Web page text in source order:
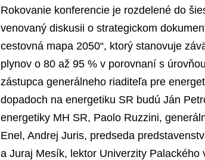
Rokovanie konferencie je rozdelené do
venovaný diskusii o strategickom
cestovná mapa 2050“, ktorý stanovuje
plynov o 80 až 95 % v porovnaní s
zástupca generálneho riaditeľa pre
dopadoch na energetiku SR budú Ján
energetiky MH SR, Paolo Ruzzini,
Enel, Andrej Juris, predseda
a Juraj Mesík, lektor Univerzity Palackého